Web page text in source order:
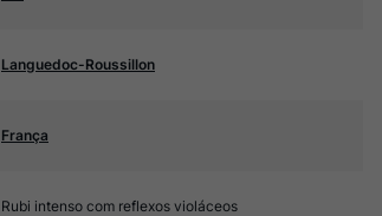
Languedoc-Roussillon
França
Rubi intenso com reflexos violáceos